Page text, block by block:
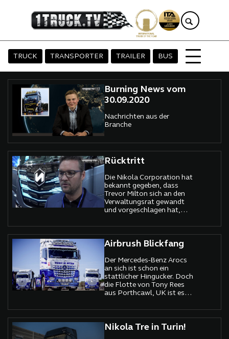
TRUCK TRANSPORTER TRAILER BUS
Burning News vom
30.09.2020
Nachrichten aus der
Branche
Rücktritt
Die Nikola Corporation hat
bekannt gegeben, dass
Trevor Milton sich an den
Verwaltungsrat gewandt
und vorgeschlagen hat,
Chairman und aus dem
Verwaltungsrat
auszutreten.
Airbrush Blickfang
Der Mercedes-Benz Arocs
an sich ist schon ein
stattlicher Hingucker. Doch
die Flotte von Tony Rees
aus Porthcawl, UK ist es
Nikola Tre in Turin!